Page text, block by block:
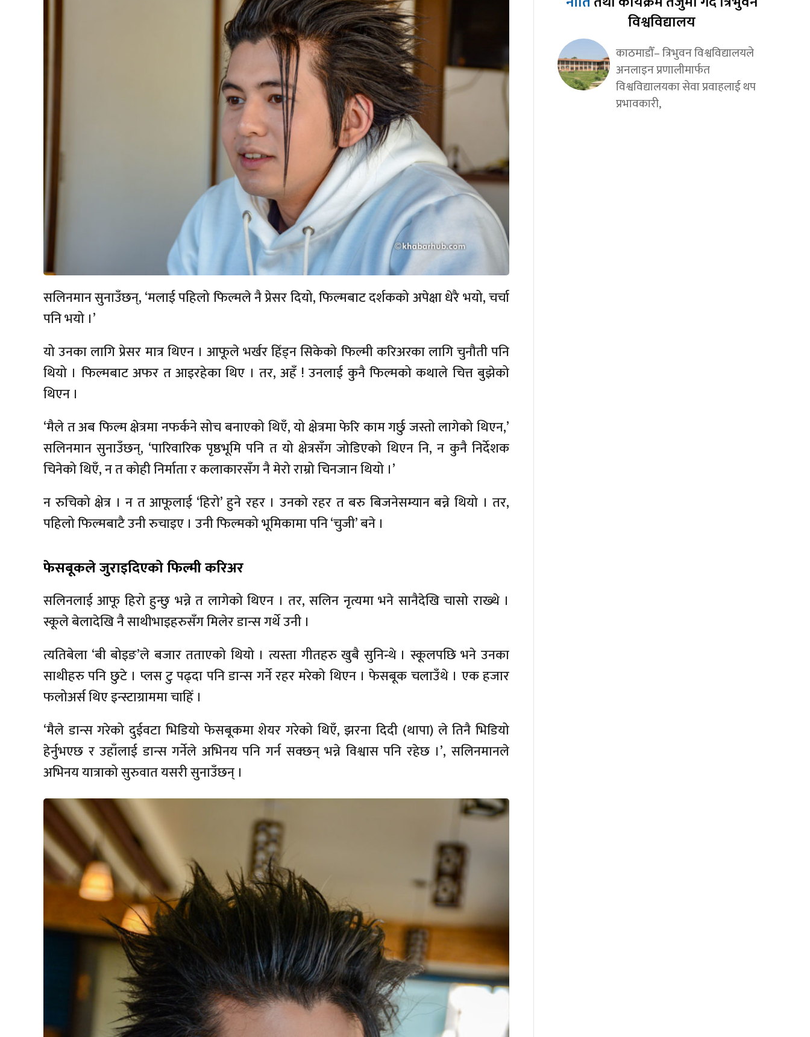
सलिनमान सुनाउँछन्, ‘मलाई पहिलो फिल्मले नै प्रेसर दियो, फिल्मबाट दर्शकको अपेक्षा धेरै भयो, चर्चा
पनि भयो ।’
यो उनका लागि प्रेसर मात्र थिएन । आफूले भर्खर हिँड्न सिकेको फिल्मी करिअरका लागि चुनौती पनि
थियो । फिल्मबाट अफर त आइरहेका थिए । तर, अहँ ! उनलाई कुनै फिल्मको कथाले चित्त बुझेको
थिएन ।
‘मैले त अब फिल्म क्षेत्रमा नफर्कने सोच बनाएको थिएँ, यो क्षेत्रमा फेरि काम गर्छु जस्तो लागेको थिएन,’
सलिनमान सुनाउँछन्, ‘पारिवारिक पृष्ठभूमि पनि त यो क्षेत्रसँग जोडिएको थिएन नि, न कुनै निर्देशक
चिनेको थिएँ, न त कोही निर्माता र कलाकारसँग नै मेरो राम्रो चिनजान थियो ।’
न रुचिको क्षेत्र । न त आफूलाई ‘हिरो’ हुने रहर । उनको रहर त बरु बिजनेसम्यान बन्ने थियो । तर,
पहिलो फिल्मबाटै उनी रुचाइए । उनी फिल्मको भूमिकामा पनि ‘चुजी’ बने ।
फेसबूकले जुराइदिएको फिल्मी करिअर
सलिनलाई आफू हिरो हुन्छु भन्ने त लागेको थिएन । तर, सलिन नृत्यमा भने सानैदेखि चासो राख्थे ।
स्कूले बेलादेखि नै साथीभाइहरुसँग मिलेर डान्स गर्थे उनी ।
त्यतिबेला ‘बी बोइङ’ले बजार तताएको थियो । त्यस्ता गीतहरु खुबै सुनिन्थे । स्कूलपछि भने उनका
साथीहरु पनि छुटे । प्लस टु पढ्दा पनि डान्स गर्ने रहर मरेको थिएन । फेसबूक चलाउँथे । एक हजार
फलोअर्स थिए इन्स्टाग्राममा चाहिँ ।
‘मैले डान्स गरेको दुईवटा भिडियो फेसबूकमा शेयर गरेको थिएँ, झरना दिदी (थापा) ले तिनै भिडियो
हेर्नुभएछ र उहाँलाई डान्स गर्नेले अभिनय पनि गर्न सक्छन् भन्ने विश्वास पनि रहेछ ।’, सलिनमानले
अभिनय यात्राको सुरुवात यसरी सुनाउँछन् ।
विश्वविद्यालय
काठमाडौँ– त्रिभुवन विश्वविद्यालयले
अनलाइन प्रणालीमार्फत
विश्वविद्यालयका सेवा प्रवाहलाई थप
प्रभावकारी,